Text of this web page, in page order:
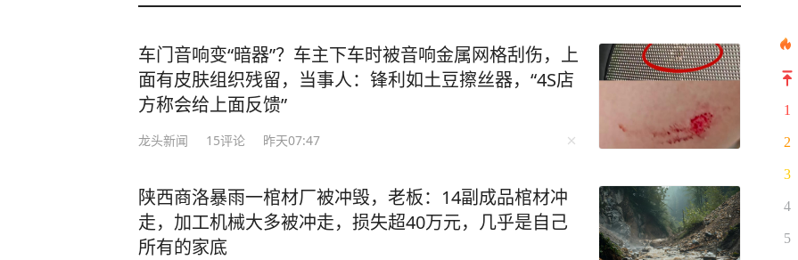
车门音响变“暗器”？车主下车时被音响金属网格刮伤，上
面有皮肤组织残留，当事人：锋利如土豆擦丝器，“4S店
方称会给上面反馈”
龙头新闻 15评论 昨天07:47
陕西商洛暴雨一棺材厂被冲毁，老板：14副成品棺材冲
走，加工机械大多被冲走，损失超40万元，几乎是自己
所有的家底
1
2
3
4
5